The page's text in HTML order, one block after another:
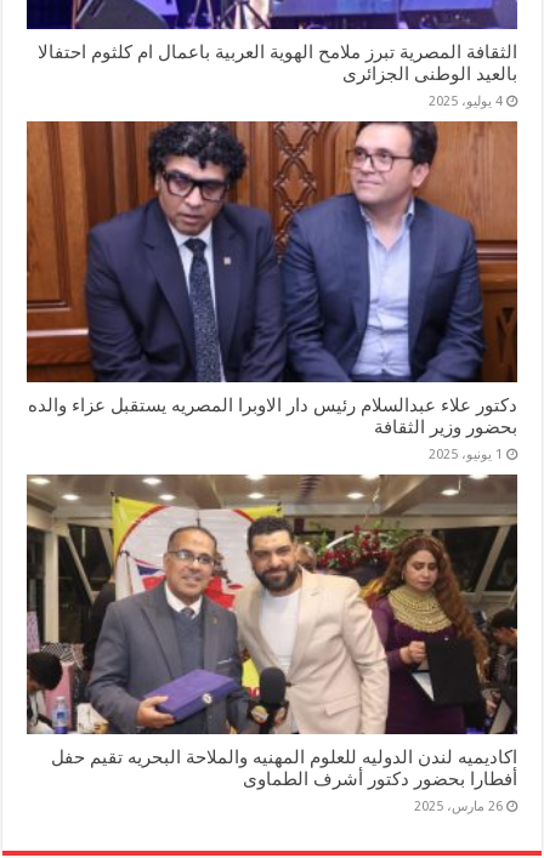
الثقافة المصرية تبرز ملامح الهوية العربية باعمال ام كلثوم احتفالا
بالعيد الوطنى الجزائرى
4 يوليو، 2025
دكتور علاء عبدالسلام رئيس دار الاوبرا المصريه يستقبل عزاء والده
بحضور وزير الثقافة
1 يونيو، 2025
اكاديميه لندن الدوليه للعلوم المهنيه والملاحة البحريه تقيم حفل
أفطارا بحضور دكتور أشرف الطماوى
26 مارس، 2025